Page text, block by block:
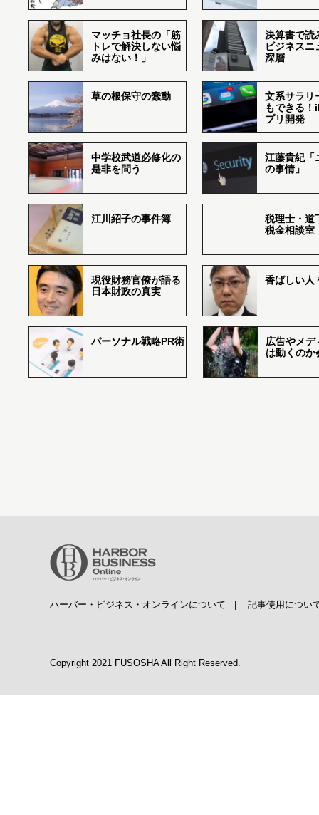
マッチョ社長の「筋
トレで解決しない悩
みはない！」
決算書で読
ビジネスニ
深層
草の根保守の蠢動
文系サラリ
もできる
プリ開発
中学校武道必修化の
是非を問う
江藤貴紀「
の事情」
江川紹子の事件簿
税理士・道
税金相談室
現役財務官僚が語る
日本財政の真実
香ばしい
パーソナル戦略PR術
広告やメデ
は動くのか
ハーバー・ビジネス・オンラインについて 記事使用につい
Copyright 2021 FUSOSHA All Right Reserved.